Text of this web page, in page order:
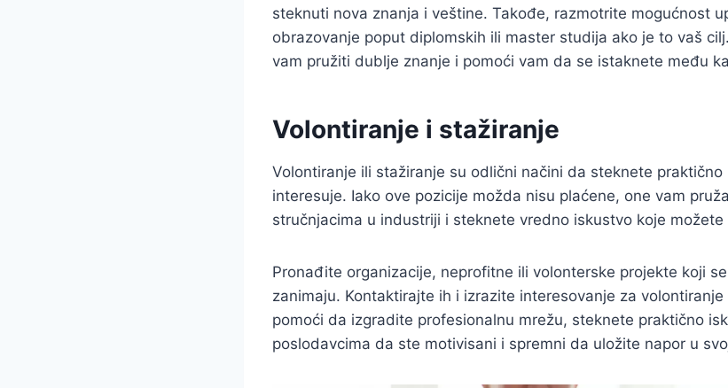
steknuti nova znanja i veštine. Takođe, razmotrite mogućnost
obrazovanje poput diplomskih ili master studija ako je to vaš
vam pružiti dublje znanje i pomoći vam da se istaknete među
Volontiranje i stažiranje
Volontiranje ili stažiranje su odlični načini da steknete
interesuje. Iako ove pozicije možda nisu plaćene, one vam
stručnjacima u industriji i steknete vredno iskustvo koje
Pronađite organizacije, neprofitne ili volonterske projekte koji
zanimaju. Kontaktirajte ih i izrazite interesovanje za
pomoći da izgradite profesionalnu mrežu, steknete praktično
poslodavcima da ste motivisani i spremni da uložite napor u